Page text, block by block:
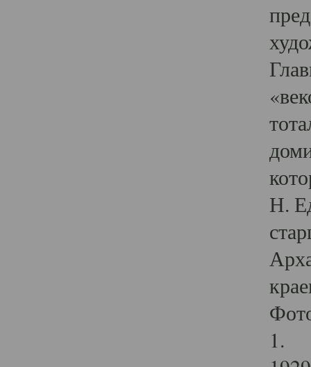
Н.
1.